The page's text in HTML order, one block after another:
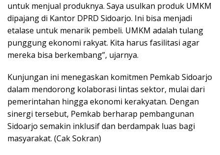
untuk menjual produknya. Saya usulkan produk UMKM
dipajang di Kantor DPRD Sidoarjo. Ini bisa menjadi
etalase untuk menarik pembeli. UMKM adalah tulang
punggung ekonomi rakyat. Kita harus fasilitasi agar
mereka bisa berkembang”, ujarnya.
Kunjungan ini menegaskan komitmen Pemkab Sidoarjo
dalam mendorong kolaborasi lintas sektor, mulai dari
pemerintahan hingga ekonomi kerakyatan. Dengan
sinergi tersebut, Pemkab berharap pembangunan
Sidoarjo semakin inklusif dan berdampak luas bagi
masyarakat. (Cak Sokran)